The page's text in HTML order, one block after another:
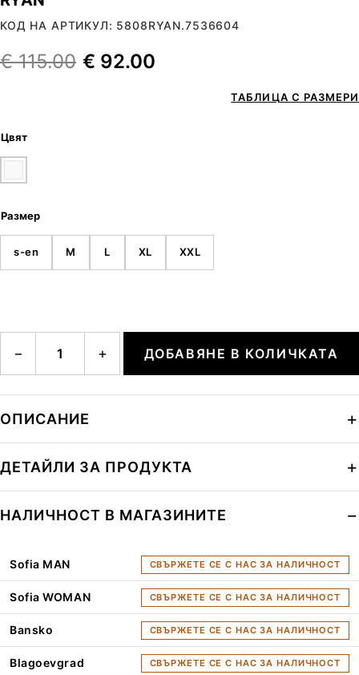
КОД НА АРТИКУЛ: 5808RYAN.7536604
€115.00 € 92.00
ТАБЛИЦА С РАЗМЕРИ
Цвят
Размер
s-en M L XL XXL
− + ДОБАВЯНЕ В КОЛИЧКАТА
ОПИСАНИЕ
ДЕТАЙЛИ ЗА ПРОДУКТА
НАЛИЧНОСТ В МАГАЗИНИТЕ
Sofia MAN СВЪРЖЕТЕ СЕ С НАС ЗА НАЛИЧНОСТ
Sofia WOMAN СВЪРЖЕТЕ СЕ С НАС ЗА НАЛИЧНОСТ
Bansko СВЪРЖЕТЕ СЕ С НАС ЗА НАЛИЧНОСТ
Blagoevgrad СВЪРЖЕТЕ СЕ С НАС ЗА НАЛИЧНОСТ